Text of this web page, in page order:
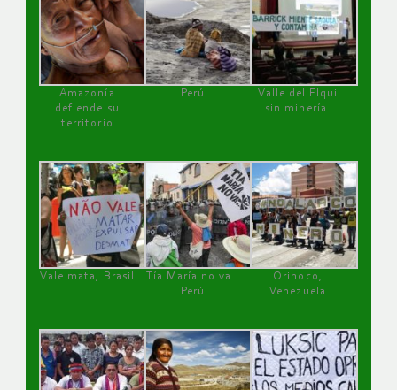
Amazonía
defiende su
territorio
Perú
Valle del Elqui
sin minería.
Vale mata, Brasil
Tía María no va !
Perú
Orinoco,
Venezuela